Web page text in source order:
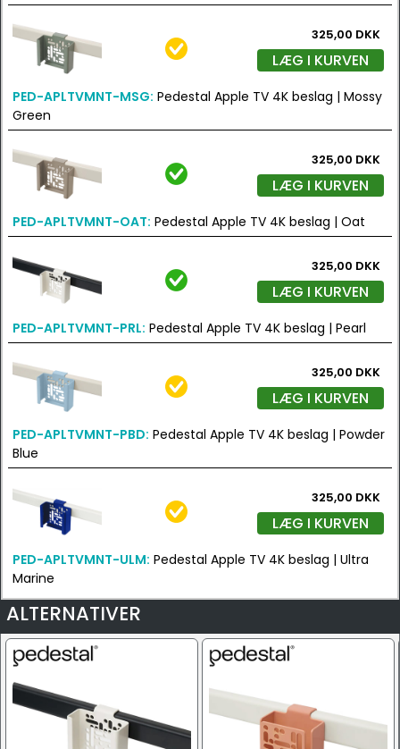
325,00 DKK
LÆG I KURVEN
PED-APLTVMNT-MSG: Pedestal Apple TV 4K beslag | Mossy
Green
325,00 DKK
LÆG I KURVEN
PED-APLTVMNT-OAT: Pedestal Apple TV 4K beslag | Oat
325,00 DKK
LÆG I KURVEN
PED-APLTVMNT-PRL: Pedestal Apple TV 4K beslag | Pearl
325,00 DKK
LÆG I KURVEN
PED-APLTVMNT-PBD: Pedestal Apple TV 4K beslag | Powder
Blue
325,00 DKK
LÆG I KURVEN
PED-APLTVMNT-ULM: Pedestal Apple TV 4K beslag | Ultra
Marine
ALTERNATIVER